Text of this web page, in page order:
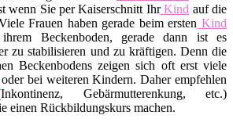
wenn Sie per Kaiserschnitt IhrKind auf die
Frauen haben gerade beim ersten Kind
Beckenboden, gerade dann ist es
zu stabilisieren und zu kräftigen. Denn die
Beckenbodens zeigen sich oft erst viele
oder bei weiteren Kindern. Daher empfehlen
Gebärmutterenkung, etc.)
einen Rückbildungskurs machen.